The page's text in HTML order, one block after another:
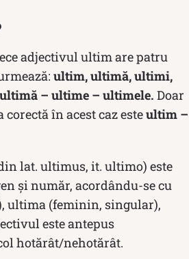
adjectivul ultim are patru
ultim, ultimă, ultimi,
ultimă – ultime – ultimele. Doar
în acest caz esteultim –
lat. ultimus, it. ultimo) este
şi număr, acordându-se cu
ultima (feminin, singular),
este antepus
hotărât/nehotărât.